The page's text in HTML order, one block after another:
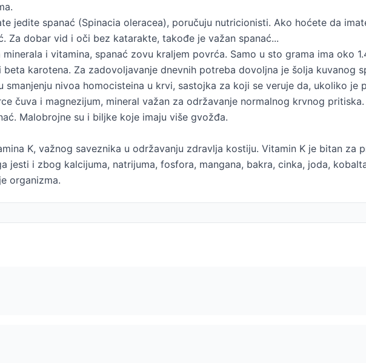
jedite spanać (Spinacia oleracea), poručuju nutricionisti. Ako hoćete da
Za dobar vid i oči bez katarakte, takođe je važan spanać...
i vitamina, spanać zovu kraljem povrća. Samo u sto grama ima oko
karotena. Za zadovoljavanje dnevnih potreba dovoljna je šolja kuvanog
smanjenju nivoa homocisteina u krvi, sastojka za koji se veruje da, ukoliko
čuva i magnezijum, mineral važan za održavanje normalnog krvnog
Malobrojne su i biljke koje imaju više gvožđa.
K, važnog saveznika u održavanju zdravlja kostiju. Vitamin K je bitan za
jesti i zbog kalcijuma, natrijuma, fosfora, mangana, bakra, cinka, joda,
organizma.